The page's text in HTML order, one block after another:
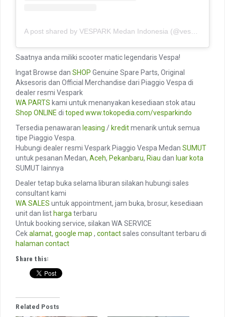
Saatnya anda miliki scooter matic legendaris Vespa!
Ingat Browse dan SHOP Genuine Spare Parts, Original
Aksesoris dan Official Merchandise dari Piaggio Vespa di
dealer resmi Vespark
WA PARTS kami untuk menanyakan kesediaan stok atau
Shop ONLINE di toped www.tokopedia.com/vesparkindo
Tersedia penawaran leasing /kreditmenarik untuk semua
tipe Piaggio Vespa.
Hubungi dealer resmi Vespark Piaggio Vespa Medan SUMUT
untuk pesanan Medan, Aceh, Pekanbaru, Riau dan luar kota
SUMUT lainnya
Dealer tetap buka selama liburan silakan hubungi sales
consultant kami
WA SALES untuk appointment, jam buka, brosur, kesediaan
unit dan listharga terbaru
Untuk booking service, silakan WA SERVICE
Cekalamat, google map , contactsales consultant terbaru di
halaman contact
Share this:
Related Posts